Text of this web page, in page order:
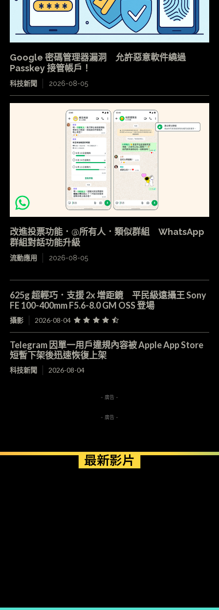
Google 密碼管理器漏洞 允許惡意軟件繞過
Passkey 接管帳戶！
科技新聞 2026-08-05
改進投票功能．@所有人．類似群組 WhatsApp
群組對話功能升級
流動應用 2026-08-05
625g 超輕巧．支援 2x 增距鏡 平民級遠攝王 Sony
FE 100-400mm F5.6-8.0 GM OSS 登場
攝影 2026-08-04
Telegram 因單一用戶違規內容被 Apple App Store
短暫下架後迅速恢復上架
科技新聞 2026-08-04
- 廣告 -
- 廣告 -
最新影片